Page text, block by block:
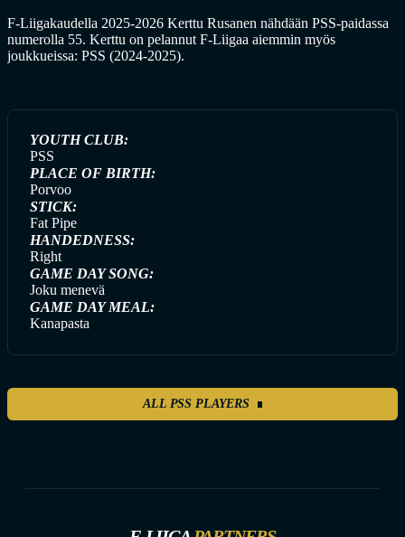
F-Liigakaudella 2025-2026 Kerttu Rusanen nähdään PSS-paidassa
numerolla 55. Kerttu on pelannut F-Liigaa aiemmin myös
joukkueissa: PSS (2024-2025).
YOUTH CLUB:
PSS
PLACE OF BIRTH:
Porvoo
STICK:
Fat Pipe
HANDEDNESS:
Right
GAME DAY SONG:
Joku menevä
GAME DAY MEAL:
Kanapasta
ALL PSS PLAYERS